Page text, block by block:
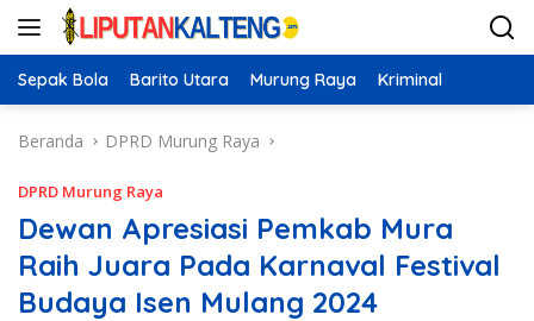
Langsung
Sepak Bola Barito Utara Murung Raya Kriminal
Beranda DPRD Murung Raya
DPRD Murung Raya
Dewan Apresiasi Pemkab Mura
Raih Juara Pada Karnaval Festival
Budaya Isen Mulang 2024